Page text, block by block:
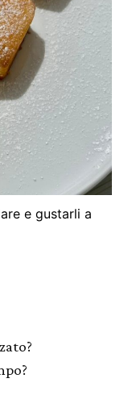
e gustarli a